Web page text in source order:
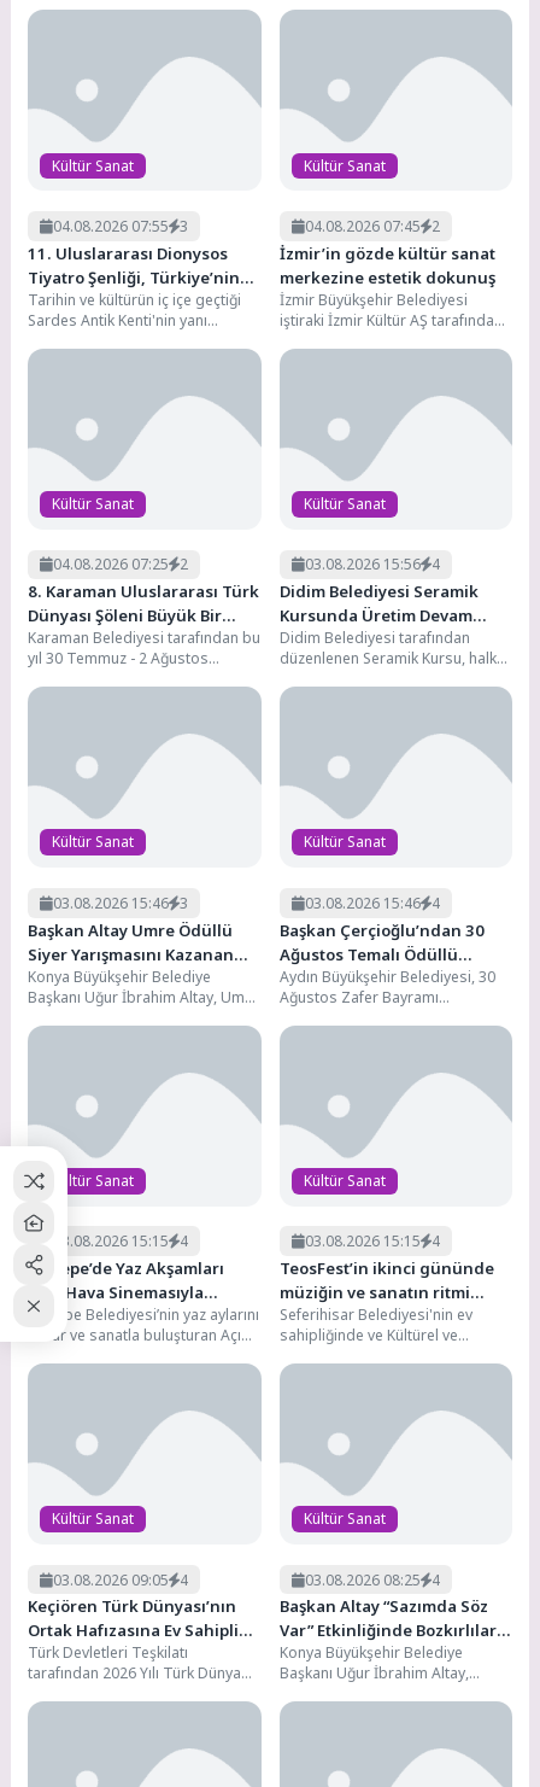
isteyen çocuklar için Hasan...
müziğin sevilen eserlerini...
Kültür Sanat
04.08.2026 07:55 3
11. Uluslararası Dionysos
Tiyatro Şenliği, Türkiye’nin
dört bir yanından sanatçıları
aynı sahnede buluşturdu
Tarihin ve kültürün iç içe geçtiği
Sardes Antik Kenti'nin yanı
Kültür Sanat
04.08.2026 07:45 2
İzmir’in gözde kültür sanat
merkezine estetik dokunuş
İzmir Büyükşehir Belediyesi
iştiraki İzmir Kültür AŞ tarafından
Alanı Açık Hava...
Kültür Sanat
04.08.2026 07:25 2
8. Karaman Uluslararası Türk
Dünyası Şöleni Büyük Bir
Coşkuyla Kutlandı
Karaman Belediyesi tarafından bu
yıl 30 Temmuz - 2 Ağustos
Uluslararası...
Kültür Sanat
03.08.2026 15:56 4
Didim Belediyesi Seramik
Kursunda Üretim Devam
Ediyor
Didim Belediyesi tarafından
düzenlenen Seramik Kursu, halkı
devam ediyor. Uygulamalı
Kültür Sanat
03.08.2026 15:46 3
Başkan Altay Umre Ödüllü
Siyer Yarışmasını Kazanan
Öğrenciler ve Aileleriyle
Buluştu
Konya Büyükşehir Belediye
Başkanı Uğur İbrahim Altay, Umre
kazananlara yönelik düzenlenen
Kültür Sanat
03.08.2026 15:46 4
Başkan Çerçioğlu’ndan 30
Ağustos Temalı Ödüllü
Resim, Şiir ve Kompozisyon
Yarışması
Aydın Büyükşehir Belediyesi, 30
Ağustos Zafer Bayramı
ödüllü resim, şiir ve kompozisyon
Kültür Sanat
03.08.2026 15:15 4
Kartepe’de Yaz Akşamları
Açık Hava Sinemasıyla
Renkleniyor
Kartepe Belediyesi’nin yaz aylarını
kültür ve sanatla buluşturan Açık
farklı...
Kültür Sanat
03.08.2026 15:15 4
TeosFest’in ikinci gününde
müziğin ve sanatın ritmi
düşmedi
Seferihisar Belediyesi'nin ev
sahipliğinde ve Kültürel ve
(KültürEkoloji) koordinasyonunda
Kültür Sanat
03.08.2026 09:05 4
Keçiören Türk Dünyası’nın
Ortak Hafızasına Ev Sahipliği
Yaptı
Türk Devletleri Teşkilatı
tarafından 2026 Yılı Türk Dünyası
Ankara’nın Türk dünyasındaki
Kültür Sanat
03.08.2026 08:25 4
Başkan Altay “Sazımda Söz
Var” Etkinliğinde Bozkırlılarla
Buluştu
Konya Büyükşehir Belediye
Başkanı Uğur İbrahim Altay,
Bozkır’da gerçekleştirilen Konya